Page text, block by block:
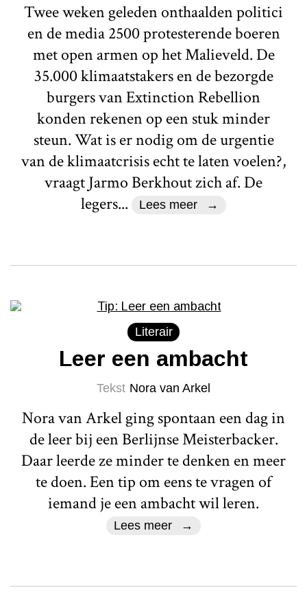
Twee weken geleden onthaalden politici
en de media 2500 protesterende boeren
met open armen op het Malieveld. De
35.000 klimaatstakers en de bezorgde
burgers van Extinction Rebellion
konden rekenen op een stuk minder
steun. Wat is er nodig om de urgentie
van de klimaatcrisis echt te laten voelen?,
vraagt Jarmo Berkhout zich af. De
legers...
Lees meer
Literair
Leer een ambacht
Tekst Nora van Arkel
Nora van Arkel ging spontaan een dag in
de leer bij een Berlijnse Meisterbacker.
Daar leerde ze minder te denken en meer
te doen. Een tip om eens te vragen of
iemand je een ambacht wil leren.
Lees meer